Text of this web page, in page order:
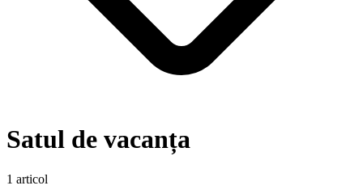
Satul de vacanța
1 articol